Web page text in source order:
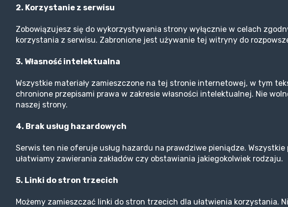
2. Korzystanie z serwisu
Zobowiązujesz się do wykorzystywania strony wyłącznie w celach
korzystania z serwisu. Zabronione jest używanie tej witryny do
3. Własność intelektualna
Wszystkie materiały zamieszczone na tej stronie internetowej, w tym
chronione przepisami prawa w zakresie własności intelektualnej. Nie
naszej strony.
4. Brak usług hazardowych
Serwis ten nie oferuje usług hazardu na prawdziwe pieniądze.
ułatwiamy zawierania zakładów czy obstawiania jakiegokolwiek rodzaju.
5. Linki do stron trzecich
Możemy zamieszczać linki do stron trzecich dla ułatwienia